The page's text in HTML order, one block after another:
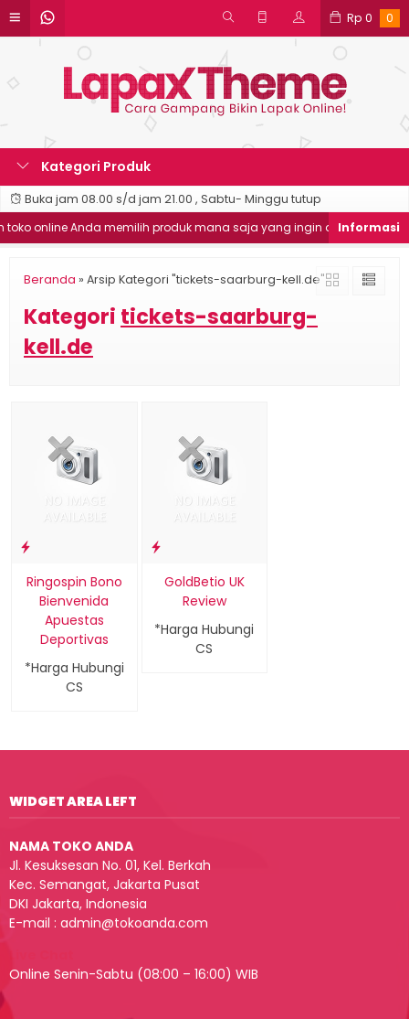
Rp 0 0
Kategori Produk
Buka jam 08.00 s/d jam 21.00 , Sabtu- Minggu tutup
online Anda memilih produk mana saja yang ingin dibeli
Beranda » Arsip Kategori "tickets-saarburg-kell.de"
Kategori tickets-saarburg-
kell.de
Ringospin Bono
Bienvenida
Apuestas
Deportivas
*Harga Hubungi
CS
GoldBetio UK
Review
*Harga Hubungi
CS
WIDGET AREA LEFT
NAMA TOKO ANDA
Jl. Kesuksesan No. 01, Kel. Berkah
Kec. Semangat, Jakarta Pusat
DKI Jakarta, Indonesia
E-mail : admin@tokoanda.com
Online Senin-Sabtu (08:00 – 16:00) WIB